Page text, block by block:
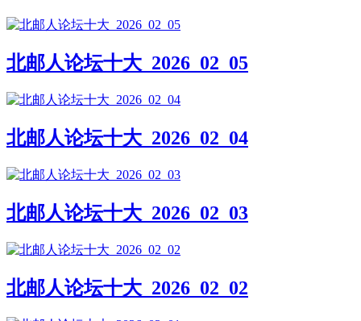
北邮人论坛十大_2026_02_05
北邮人论坛十大_2026_02_04
北邮人论坛十大_2026_02_03
北邮人论坛十大_2026_02_02